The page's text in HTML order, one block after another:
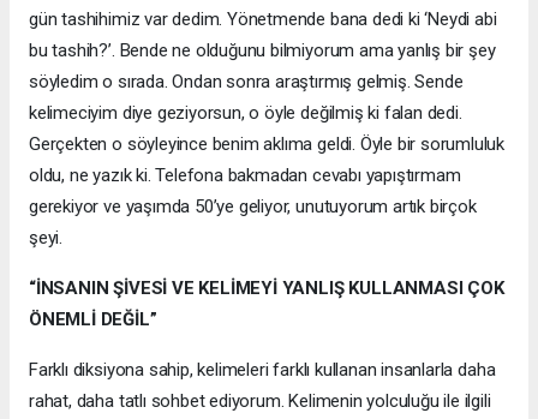
gün tashihimiz var dedim. Yönetmende bana dedi ki ‘Neydi abi
bu tashih?’. Bende ne olduğunu bilmiyorum ama yanlış bir şey
söyledim o sırada. Ondan sonra araştırmış gelmiş. Sende
kelimeciyim diye geziyorsun, o öyle değilmiş ki falan dedi.
Gerçekten o söyleyince benim aklıma geldi. Öyle bir sorumluluk
oldu, ne yazık ki. Telefona bakmadan cevabı yapıştırmam
gerekiyor ve yaşımda 50’ye geliyor, unutuyorum artık birçok
şeyi.
“İNSANIN ŞİVESİ VE KELİMEYİ YANLIŞ KULLANMASI ÇOK
ÖNEMLİ DEĞİL”
Farklı diksiyona sahip, kelimeleri farklı kullanan insanlarla daha
rahat, daha tatlı sohbet ediyorum. Kelimenin yolculuğu ile ilgili